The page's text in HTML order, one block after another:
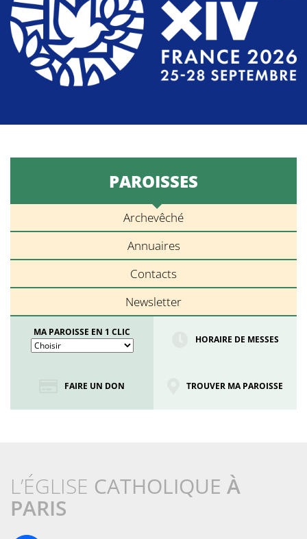
PAROISSES
Archevêché
Annuaires
Contacts
Newsletter
MA PAROISSE EN 1 CLIC
HORAIRE DE MESSES
FAIRE UN DON TROUVER MA PAROISSE
L’ÉGLISE CATHOLIQUE À
PARIS